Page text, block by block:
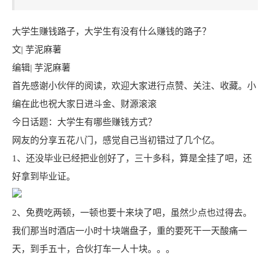
大学生赚钱路子，大学生有没有什么赚钱的路子？
文| 芋泥麻薯
编辑| 芋泥麻薯
首先感谢小伙伴的阅读，欢迎大家进行点赞、关注、收藏。小
编在此也祝大家日进斗金、财源滚滚
今日话题：大学生有哪些赚钱方式？
网友的分享五花八门，感觉自己当初错过了几个亿。
1、还没毕业已经把业创好了，三十多科，算是全挂了吧，还
好拿到毕业证。
2、免费吃两顿，一顿也要十来块了吧，虽然少点也过得去。
我们那当时酒店一小时十块端盘子，重的要死干一天酸痛一
天，到手五十，合伙打车一人十块。。。